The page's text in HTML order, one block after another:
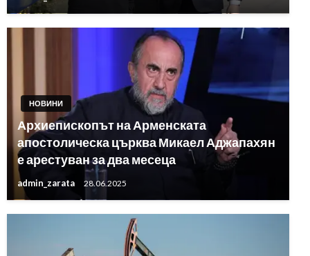
НОВИНИ
Архиепископът на Арменската
апостолическа църква Микаел Аджапахян
е арестуван за два месеца
admin_zarata 28.06.2025